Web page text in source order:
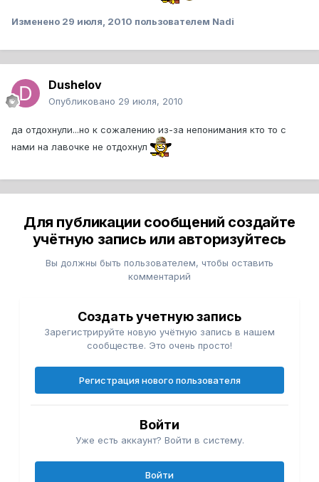
Изменено 29 июля, 2010 пользователем Nadi
Dushelov
Опубликовано 29 июля, 2010
да отдохнули...но к сожалению из-за непонимания кто то с
нами на лавочке не отдохнул
Для публикации сообщений создайте
учётную запись или авторизуйтесь
Вы должны быть пользователем, чтобы оставить
комментарий
Создать учетную запись
Зарегистрируйте новую учётную запись в нашем
сообществе. Это очень просто!
Регистрация нового пользователя
Войти
Уже есть аккаунт? Войти в систему.
Войти